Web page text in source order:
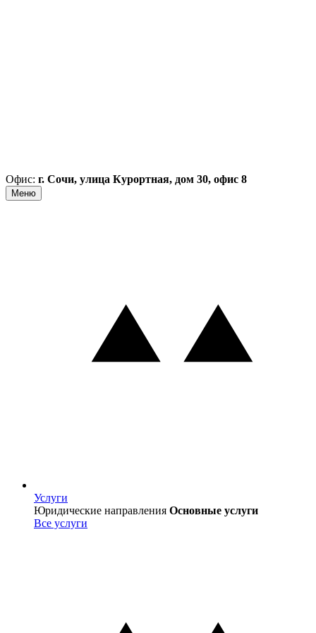
Офис: г. Сочи, улица Курортная, дом 30, офис 8
Меню
Услуги
Услуги
Юридические направления Основные услуги
Все услуги